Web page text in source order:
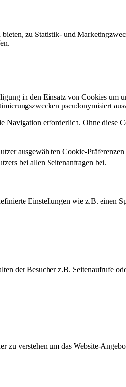
zu Statistik- und
in den Einsatz von Cookies um
pseudonymisiert
erforderlich. Ohne diese
ausgewählten Cookie-Präferenzen
bei allen Seitenanfragen bei.
Einstellungen wie z.B. einen
der Besucher z.B. Seitenaufrufe
zu verstehen um das Website-